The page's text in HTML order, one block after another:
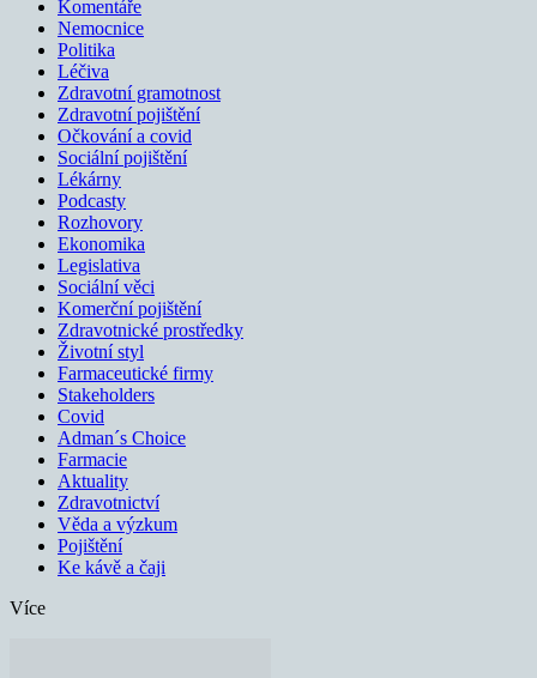
Komentáře
Nemocnice
Politika
Léčiva
Zdravotní gramotnost
Zdravotní pojištění
Očkování a covid
Sociální pojištění
Lékárny
Podcasty
Rozhovory
Ekonomika
Legislativa
Sociální věci
Komerční pojištění
Zdravotnické prostředky
Životní styl
Farmaceutické firmy
Stakeholders
Covid
Adman´s Choice
Farmacie
Aktuality
Zdravotnictví
Věda a výzkum
Pojištění
Ke kávě a čaji
Více